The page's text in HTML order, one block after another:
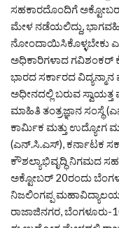
ಸಹಕಾರದೊಂದಿಗೆ
ಮೇಳ ನಡೆಯಲಿದ್ದು,
ನೋಂದಾಯಿಸಿಕೊಳ್ಳಬೇಕು
ಅಧಿಕಾರಿಗಳಾದ ಗವಿಶಂಕರ್
ಭಾರದ ಸರ್ಕಾರದ
ಅಧೀನದಲ್ಲಿ ಬರುವ ಸ್ವಾಯತ್ತ
ಮಾಹಿತಿ ತಂತ್ರಜ್ಞಾನ
ಕಾರ್ಮಿಕ ಮತ್ತು ಉದ್ಯೋಗ
(ಎನ್.ಸಿ.ಎಸ್), ಕರ್ನಾಟಕ
ಕೌಶಲ್ಯಾಭಿವೃದ್ಧಿ ನಿಗಮದ
ಅಕ್ಟೋಬರ್ 20ರಂದು
ನಿಜಲಿಂಗಪ್ಪ ಮಹಾವಿದ್ಯಾಲಯ,
ರಾಜಾಜಿನಗರ, ಬೆಂಗಳೂರು-